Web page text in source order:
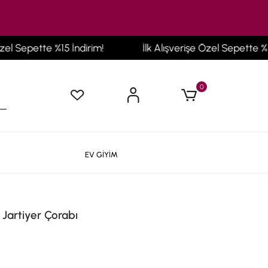
%15 İndirim! İlk Alışverişe Özel Sepette %15
0
EV GİYİM
Çorabı